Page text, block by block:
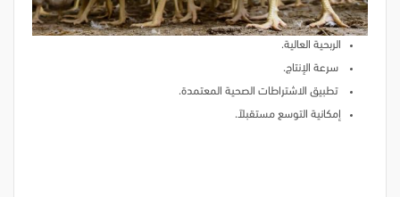
الربحية العالية.
سرعة الإنتاج.
تطبيق الاشتراطات الصحية المعتمدة.
إمكانية التوسع مستقبلاً.